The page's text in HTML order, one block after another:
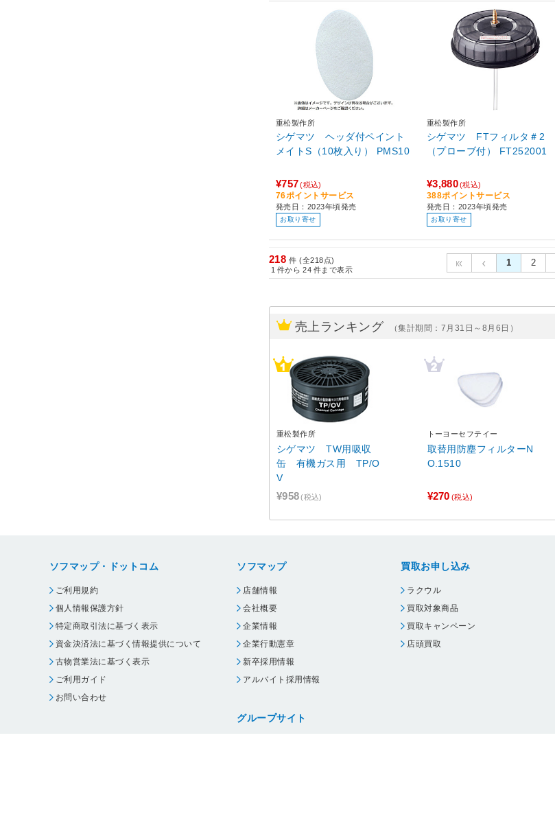
重松製作所
シゲマツ ヘッダ付ペイント
メイトS（10枚入り） PMS10
¥757 (税込)
76ポイントサービス
発売日：2023年頃発売
お取り寄せ
重松製作所
シゲマツ FTフィルタ＃2
（プローブ付） FT252001
¥3,880(税込)
388ポイントサービス
発売日：2023年頃発売
お取り寄せ
218 件 (全218点)
1 件から 24 件まで表示
1 2
売上ランキング （集計期間：7月31日～8月6日）
重松製作所
シゲマツ TW用吸収
缶 有機ガス用 TP/O
V
¥958 (税込)
トーヨーセフテイー
取替用防塵フィルターN
O.1510
¥270 (税込)
ソフマップ・ドットコム
ご利用規約
個人情報保護方針
特定商取引法に基づく表示
資金決済法に基づく情報提供について
古物営業法に基づく表示
ご利用ガイド
お問い合わせ
ソフマップ
店舗情報
会社概要
企業情報
企業行動憲章
新卒採用情報
アルバイト採用情報
グループサイト
買取お申し込み
ラクウル
買取対象商品
買取キャンペーン
店頭買取